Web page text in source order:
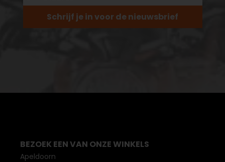
Schrijf je in voor de nieuwsbrief
BEZOEK EEN VAN ONZE WINKELS
Apeldoorn